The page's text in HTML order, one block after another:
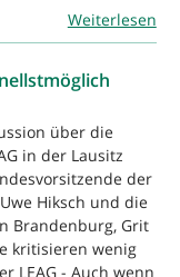
Weiterlesen
über die
in der Lausitz
der
Hiksch und die
Brandenburg, Grit
kritisieren wenig
LEAG - Auch wenn